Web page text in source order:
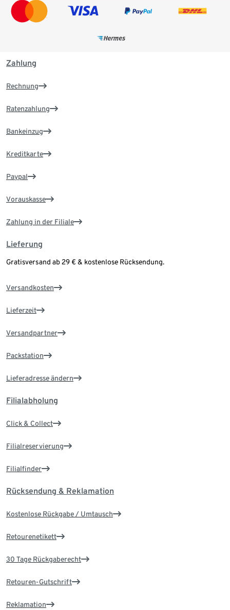
Zahlung
Rechnung
Ratenzahlung
Bankeinzug
Kreditkarte
Paypal
Vorauskasse
Zahlung in der Filiale
Lieferung
Gratisversand ab 29 € & kostenlose Rücksendung.
Versandkosten
Lieferzeit
Versandpartner
Packstation
Lieferadresse ändern
Filialabholung
Click & Collect
Filialreservierung
Filialfinder
Rücksendung & Reklamation
Kostenlose Rückgabe / Umtausch
Retourenetikett
30 Tage Rückgaberecht
Retouren-Gutschrift
Reklamation